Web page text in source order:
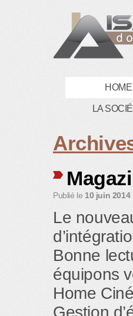
HOME
LA
Publié le 10 juin 2014
Le
Bonne
équipons
Home
Gestion